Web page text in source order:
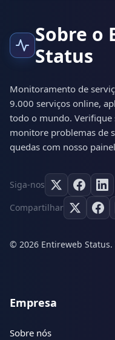
Sobre o
Status
Monitoramento de
9.000 serviços online,
todo o mundo. Verifique
monitore problemas de
quedas com nosso
Siga-nos
Compartilhar
© 2026 Entireweb
Empresa
Sobre nós